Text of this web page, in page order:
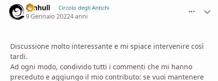
senhull Circolo degli Antichi
9 Gennaio 20224 anni
Discussione molto interessante e mi spiace intervenire così
tardi.
Ad ogni modo, condivido tutti i commenti che mi hanno
preceduto e aggiungo il mio contributo: se vuoi mantenere